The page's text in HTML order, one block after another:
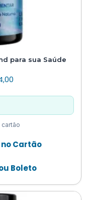
para sua Saúde
cartão
no Cartão
Boleto